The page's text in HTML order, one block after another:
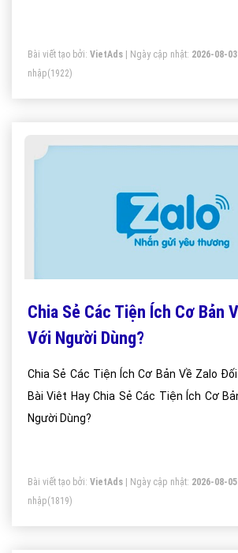
Bài viết tạo bởi: VietAds | Ngày cập nhật: 2026-08-
nhập(1922)
Chia Sẻ Các Tiện Ích Cơ Bản
Với Người Dùng?
Chia Sẻ Các Tiện Ích Cơ Bản Về Zalo Đối Với Người Dùng?
Bài Viêt Hay Chia Sẻ Các Tiện Ích Cơ Bản Về Zalo
Người Dùng?
Bài viết tạo bởi: VietAds | Ngày cập nhật: 2026-08-
nhập(1819)